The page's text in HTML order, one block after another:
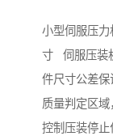
小型伺服压
寸 伺服压装
件尺寸公差
质量判定区
控制压装停止